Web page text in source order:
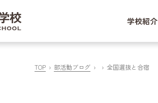
学校紹介
TOP 部活動ブログ 全国選抜と合宿